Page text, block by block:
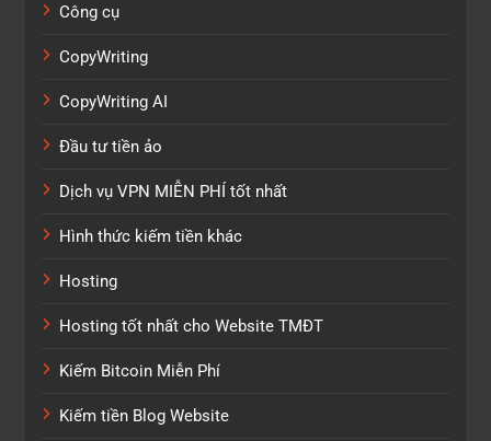
Công cụ
CopyWriting
CopyWriting AI
Đầu tư tiền ảo
Dịch vụ VPN MIỄN PHÍ tốt nhất
Hình thức kiếm tiền khác
Hosting
Hosting tốt nhất cho Website TMĐT
Kiếm Bitcoin Miễn Phí
Kiếm tiền Blog Website